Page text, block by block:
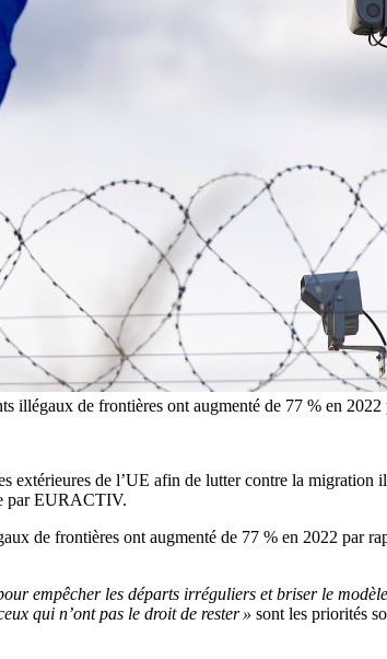
de frontières ont augmenté de 77 % en 2022
extérieures de l’UE afin de lutter contre la
par EURACTIV.
de frontières ont augmenté de 77 % en 2022 par
empêcher les départs irréguliers et briser le
qui n’ont pas le droit de rester » sont les priorités